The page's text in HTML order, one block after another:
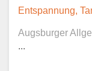
Entspannung,
Augsburger
...